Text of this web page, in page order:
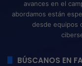
avances en el
abordamos están
desde equipos
BÚSCANOS EN